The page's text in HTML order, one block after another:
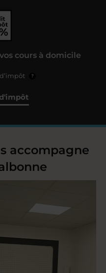
cours à domicile
?
accompagne